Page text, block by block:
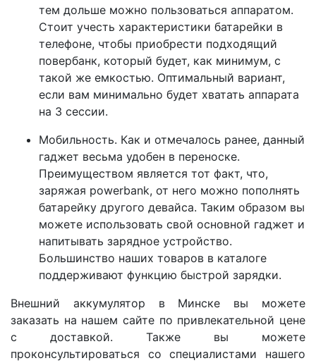
тем дольше можно пользоваться аппаратом.
Стоит учесть характеристики батарейки в
телефоне, чтобы приобрести подходящий
повербанк, который будет, как минимум, с
такой же емкостью. Оптимальный вариант,
если вам минимально будет хватать аппарата
на 3 сессии.
Мобильность. Как и отмечалось ранее, данный
гаджет весьма удобен в переноске.
Преимуществом является тот факт, что,
заряжая powerbank, от него можно пополнять
батарейку другого девайса. Таким образом вы
можете использовать свой основной гаджет и
напитывать зарядное устройство.
Большинство наших товаров в каталоге
поддерживают функцию быстрой зарядки.
Внешний аккумулятор в Минске вы можете
заказать на нашем сайте по привлекательной цене
с доставкой. Также вы можете
проконсультироваться со специалистами нашего